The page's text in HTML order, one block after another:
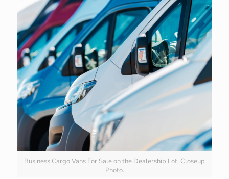
Business Cargo Vans For Sale on the Dealership Lot. Closeup
Photo.